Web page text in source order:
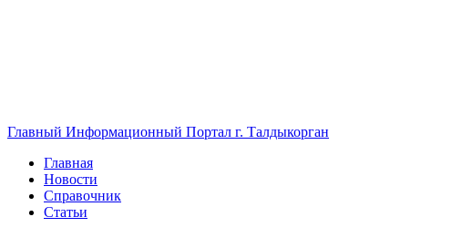
Главный Информационный Портал г. Талдыкорган
Главная
Новости
Справочник
Статьи